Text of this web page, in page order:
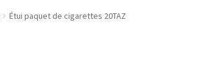
Étui paquet de cigarettes 20TAZ